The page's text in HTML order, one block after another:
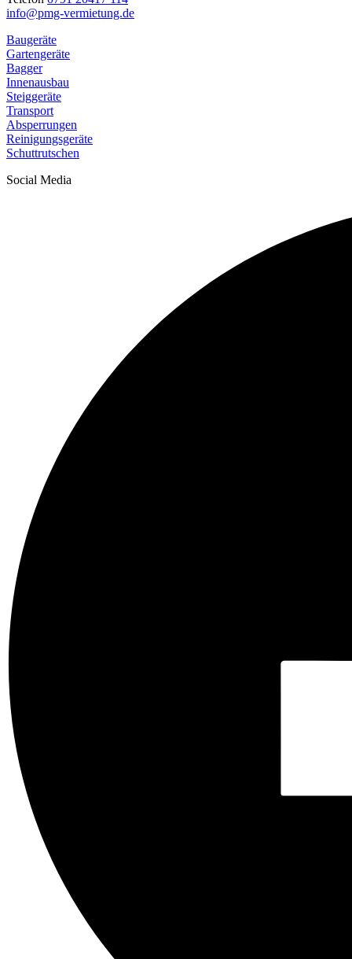
info@pmg-vermietung.de
Baugeräte
Gartengeräte
Bagger
Innenausbau
Steiggeräte
Transport
Absperrungen
Reinigungsgeräte
Schuttrutschen
Social Media